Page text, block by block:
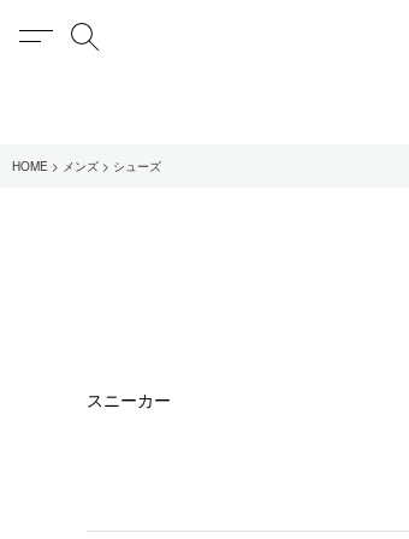
MENU
HOME メンズ シューズ
スニーカー